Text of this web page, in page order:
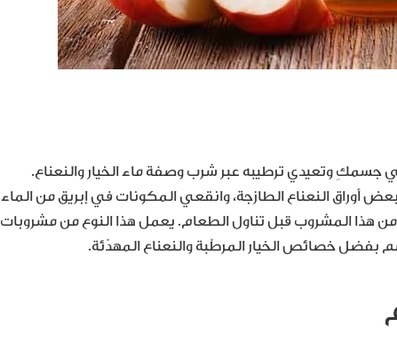
جسمكِ وتعيدي ترطيبه عبر شرب وصفة ماء الخيار والنعناع.
أوراق النعناع الطازجة، وانقعي المكونات في إبريق من الماء
من هذا المشروب قبل تناول الطعام. يعمل هذا النوع من مشروبات
خصائص الخيار المرطّبة والنعناع المهدّئة.